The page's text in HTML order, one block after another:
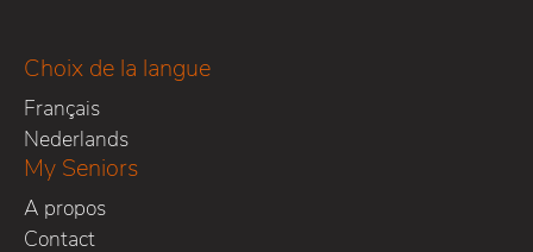
Choix de la langue
Français
Nederlands
My Seniors
A propos
Contact